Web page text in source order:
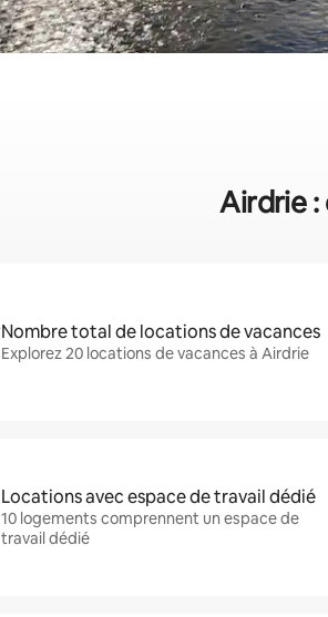
Airdrie :
Nombre total de locations de vacances
Explorez 20 locations de vacances à Airdrie
Locations avec espace de travail dédié
10 logements comprennent un espace de
travail dédié